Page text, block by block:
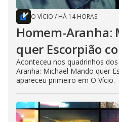
O VÍCIO / HÁ 14 HORAS
Homem-Aranha:
quer Escorpião
Aconteceu nos quadrinhos
Aranha: Michael Mando quer
apareceu primeiro em O Vício.